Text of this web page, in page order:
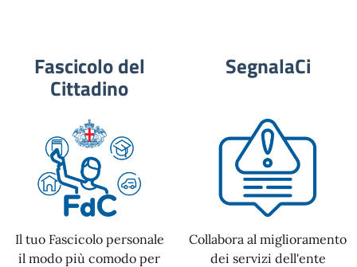
Fascicolo del
Cittadino
Il tuo Fascicolo personale
il modo più comodo per
SegnalaCi
Collabora al miglioramento
dei servizi dell'ente